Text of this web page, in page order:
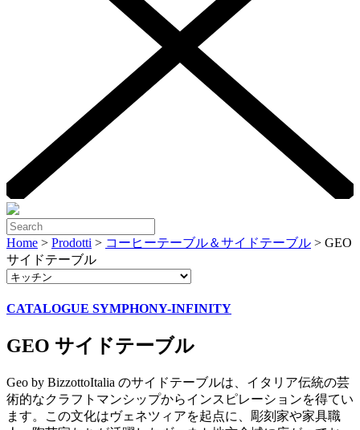
Home > Prodotti > コーヒーテーブル＆サイドテーブル > GEO
サイドテーブル
CATALOGUE SYMPHONY-INFINITY
GEO サイドテーブル
Geo by BizzottoItalia のサイドテーブルは、イタリア伝統の芸
術的なクラフトマンシップからインスピレーションを得てい
ます。この文化はヴェネツィアを起点に、彫刻家や家具職